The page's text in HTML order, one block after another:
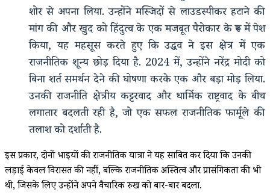
शोर से अपना लिया. उन्होंने मस्जिदों से लाउडस्पीकर हटाने की
मांग की और खुद को हिंदुत्व के एक मजबूत पैरोकार के रूप में पेश
किया, यह महसूस करते हुए कि उद्धव ने इस क्षेत्र में एक
राजनीतिक शून्य छोड़ दिया है. 2024 में, उन्होंने नरेंद्र मोदी को
बिना शर्त समर्थन देने की घोषणा करके एक और बड़ा मोड़ लिया.
उनकी राजनीति क्षेत्रीय कट्टरवाद और धार्मिक राष्ट्रवाद के बीच
लगातार बदलती रही है, जो एक सफल राजनीतिक फार्मूले की
तलाश को दर्शाती है.
इस प्रकार, दोनों भाइयों की राजनीतिक यात्रा ने यह साबित कर दिया कि उनकी
लड़ाई केवल विरासत की नहीं, बल्कि राजनीतिक अस्तित्व और प्रासंगिकता की भी
थी, जिसके लिए उन्होंने अपने वैचारिक रुख को बार-बार बदला.